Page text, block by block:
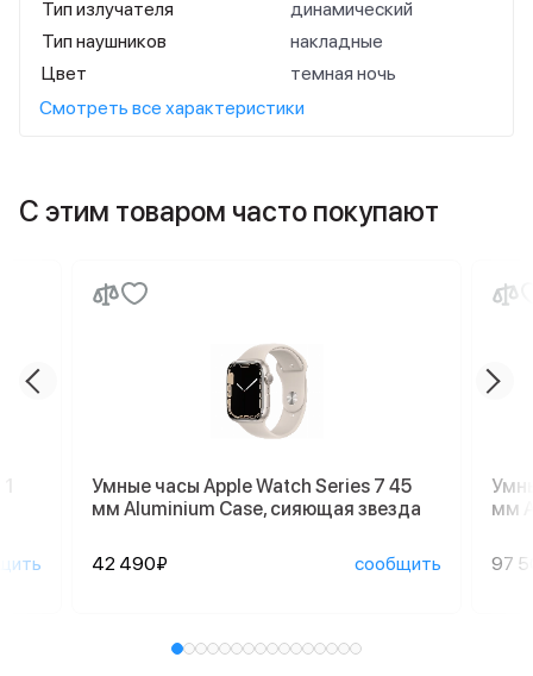
Тип излучателя
динамический
Тип наушников
накладные
Цвет
темная ночь
Смотреть все характеристики
С этим товаром часто покупают
Умные часы Apple Watch Series 7 45
мм Aluminium Case, сияющая звезда
42 490₽ сообщить
мм
97